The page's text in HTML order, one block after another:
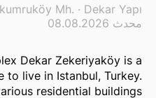
Mh. · Dekar Yapı
محدث 08.08.2026
Dekar Zekeriyaköy is a
to live in Istanbul, Turkey.
residential buildings